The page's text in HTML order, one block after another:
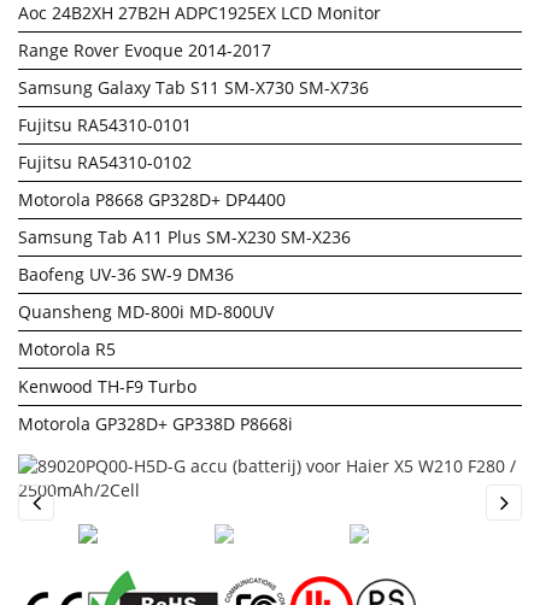
Aoc 24B2XH 27B2H ADPC1925EX LCD Monitor
Range Rover Evoque 2014-2017
Samsung Galaxy Tab S11 SM-X730 SM-X736
Fujitsu RA54310-0101
Fujitsu RA54310-0102
Motorola P8668 GP328D+ DP4400
Samsung Tab A11 Plus SM-X230 SM-X236
Baofeng UV-36 SW-9 DM36
Quansheng MD-800i MD-800UV
Motorola R5
Kenwood TH-F9 Turbo
Motorola GP328D+ GP338D P8668i
Previous